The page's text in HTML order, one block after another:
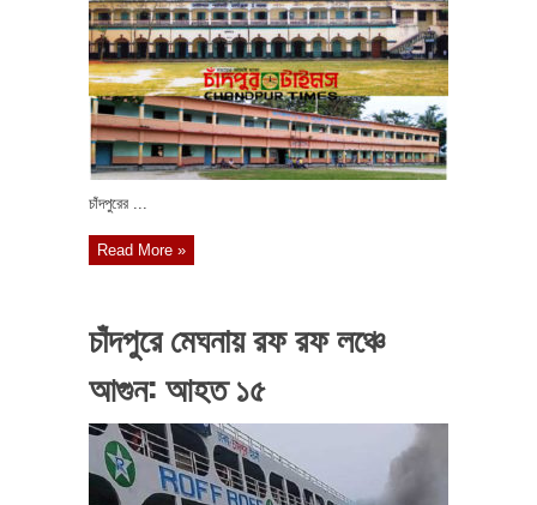
চাঁদপুরের ...
Read More »
চাঁদপুরে মেঘনায় রফ রফ লঞ্চে
আগুন: আহত ১৫